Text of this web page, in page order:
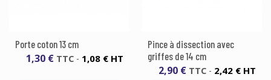
Porte coton 13 cm
1,30 € TTC - 1,08 € HT
Pince à dissection avec
griffes de 14 cm
2,90 € TTC - 2,42 € HT